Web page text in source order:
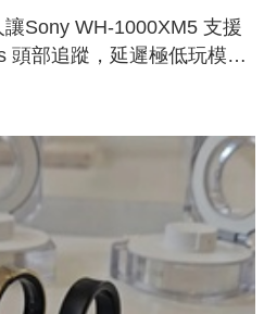
讓Sony WH-1000XM5 支援
頭部追蹤，延遲極低玩模擬